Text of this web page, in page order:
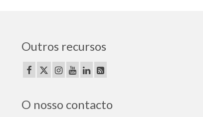
Outros recursos
O nosso contacto